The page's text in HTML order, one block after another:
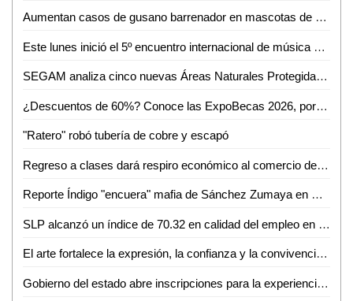
Aumentan casos de gusano barrenador en mascotas de Ciudad Valles
Este lunes inició el 5º encuentro internacional de música de cámara
SEGAM analiza cinco nuevas Áreas Naturales Protegidas para frenar la deforestación en San Luis Potosí
¿Descuentos de 60%? Conoce las ExpoBecas 2026, por primera vez en Ciudad Valles
"Ratero" robó tubería de cobre y escapó
Regreso a clases dará respiro económico al comercio de Ciudad Valles: Canaco
Reporte Índigo "encuera" mafia de Sánchez Zumaya en Pemex
SLP alcanzó un índice de 70.32 en calidad del empleo en el primer trimestre de 2026
El arte fortalece la expresión, la confianza y la convivencia en la sociedad: Iraís Verástegui
Gobierno del estado abre inscripciones para la experiencia Toyota en ventas